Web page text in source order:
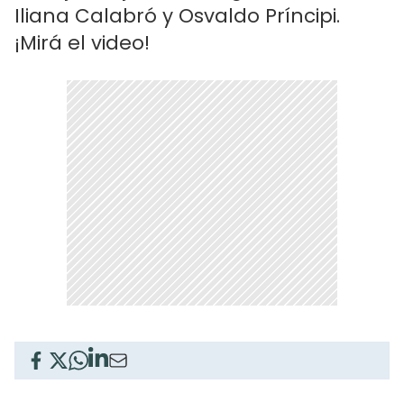
Iliana Calabró y Osvaldo Príncipi.
¡Mirá el video!